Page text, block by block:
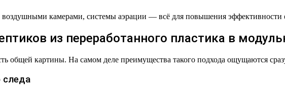
камерами, системы аэрации — всё для повышения эффективности
из переработанного пластика в
общей картины. На самом деле преимущества такого подхода ощущаются
следа